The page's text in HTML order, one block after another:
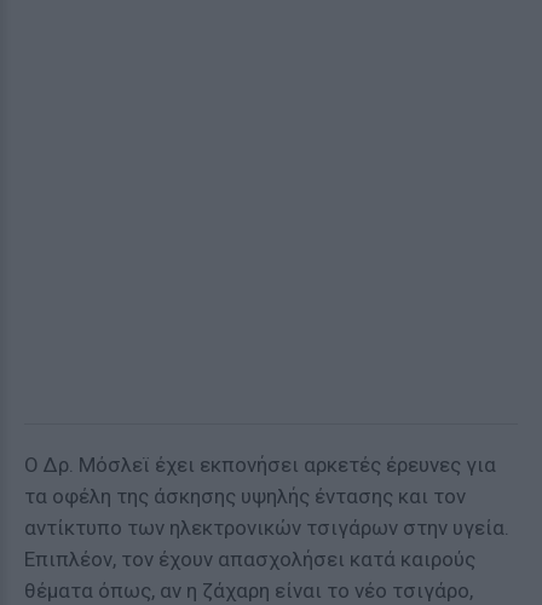
Ο Δρ. Μόσλεϊ έχει εκπονήσει αρκετές έρευνες για
τα οφέλη της άσκησης υψηλής έντασης και τον
αντίκτυπο των ηλεκτρονικών τσιγάρων στην υγεία.
Επιπλέον, τον έχουν απασχολήσει κατά καιρούς
θέματα όπως, αν η ζάχαρη είναι το νέο τσιγάρο,